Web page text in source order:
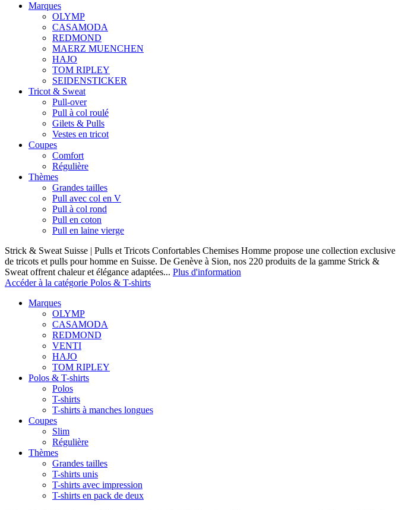
Marques
OLYMP
CASAMODA
REDMOND
MAERZ MUENCHEN
HAJO
TOM RIPLEY
SEIDENSTICKER
Tricot & Sweat
Pull-over
Pull à col roulé
Gilets & Pulls
Vestes en tricot
Coupes
Comfort
Régulière
Thèmes
Grandes tailles
Pull avec col en V
Pull à col rond
Pull en coton
Pull en laine vierge
Strick & Sweat Suisse | Pulls et Tricots Confortables Chemises Homme propose une collection exclusive
de tricots et pulls pour homme en Suisse. De Genève à Sion, nos 220 produits de la gamme Strick &
Sweat offrent chaleur et élégance adaptées... Plus d'information
Accéder à la catégorie Polos & T-shirts
Marques
OLYMP
CASAMODA
REDMOND
VENTI
HAJO
TOM RIPLEY
Polos & T-shirts
Polos
T-shirts
T-shirts à manches longues
Coupes
Slim
Régulière
Thèmes
Grandes tailles
T-shirts unis
T-shirts avec impression
T-shirts en pack de deux